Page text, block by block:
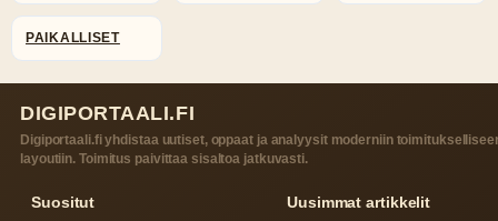
PAIKALLISET
DIGIPORTAALI.FI
Digiportaali.fi yhdistaa uutiset, oppaat ja analyysit moderniin
layoutiin. Toimitus paivittaa sisaltoa jatkuvasti.
Suositut Uusimmat artikkelit